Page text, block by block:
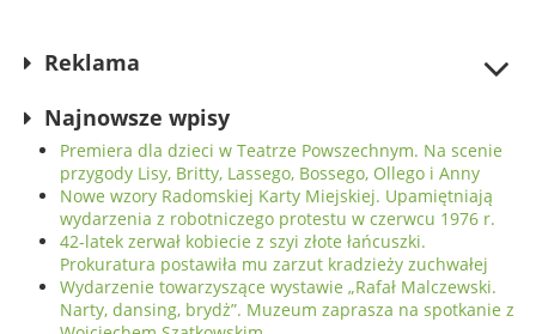
Reklama
Najnowsze wpisy
Premiera dla dzieci w Teatrze Powszechnym. Na scenie
przygody Lisy, Britty, Lassego, Bossego, Ollego i Anny
Nowe wzory Radomskiej Karty Miejskiej. Upamiętniają
wydarzenia z robotniczego protestu w czerwcu 1976 r.
42-latek zerwał kobiecie z szyi złote łańcuszki.
Prokuratura postawiła mu zarzut kradzieży zuchwałej
Wydarzenie towarzyszące wystawie „Rafał Malczewski.
Narty, dansing, brydż”. Muzeum zaprasza na spotkanie z